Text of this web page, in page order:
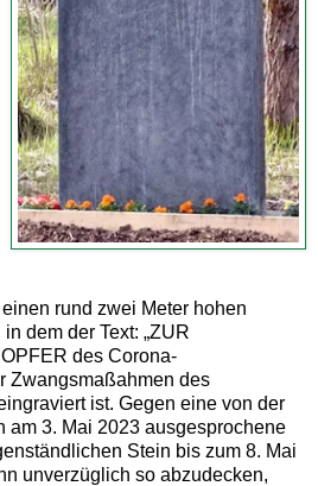
rund zwei Meter hohen
dem der Text: „ZUR
des Corona-
Zwangsmaßahmen des
ist. Gegen eine von der
am 3. Mai 2023 ausgesprochene
Stein bis zum 8. Mai
unverzüglich so abzudecken,